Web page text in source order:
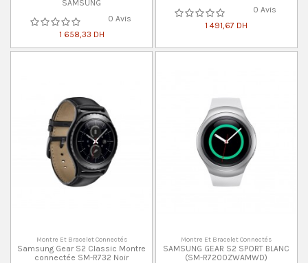
SAMSUNG
0 Avis
1 658,33 DH
0 Avis
1 491,67 DH
Montre Et Bracelet Connectés
Samsung Gear S2 Classic Montre
connectée SM-R732 Noir
Montre Et Bracelet Connectés
SAMSUNG GEAR S2 SPORT BLANC
(SM-R7200ZWAMWD)